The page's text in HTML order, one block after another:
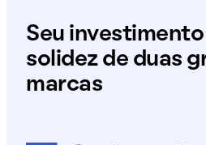
Seu
solidez de duas
marcas